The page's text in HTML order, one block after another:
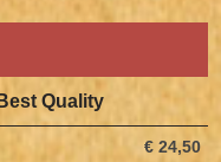
Quality
€ 24,50